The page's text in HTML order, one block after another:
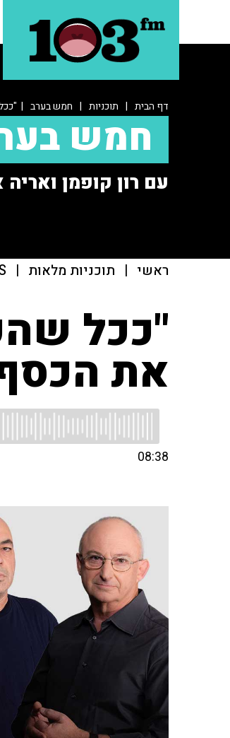
דף הבית | תוכניות | חמש בערב |
חמש
עם רון קופמן
ראשי | תוכניות מלאות |
"ככל
את
08:38